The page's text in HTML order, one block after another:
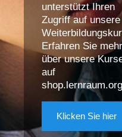
unterstützt Ihren
Zugriff auf unsere
Erfahren Sie mehr
über unsere
auf
Klicken Sie hier